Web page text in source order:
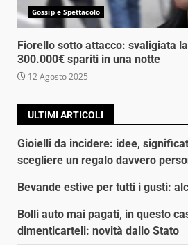
Gossip e Spettacolo
Fiorello sotto attacco: svaligiata
300.000€ spariti in una notte
12 Agosto 2025
ULTIMI ARTICOLI
Gioielli da incidere: idee,
scegliere un regalo davvero
Bevande estive per tutti i gusti:
Bolli auto mai pagati, in questo
dimenticarteli: novità dallo Stato